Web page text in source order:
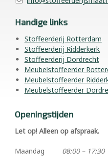
Handige links
Stoffeerderij Rotterdam
Stoffeerderij Ridderkerk
Stoffeerderij Dordrecht
Meubelstoffeerder
Meubelstoffeerder
Meubelstoffeerder
Openingstijden
Let op! Alleen op afspraak.
Maandag
08:00 – 17:30